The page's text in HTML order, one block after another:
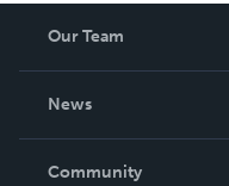
Our Team
News
In The News
Community